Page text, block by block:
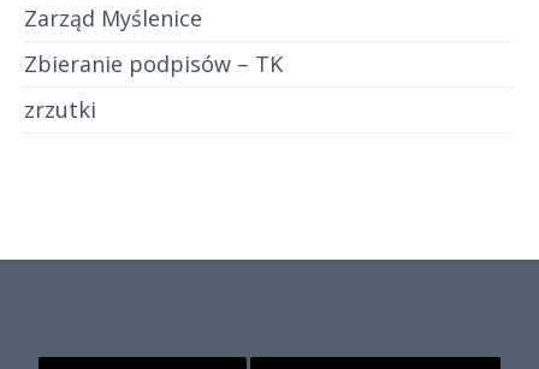
Zarząd Myślenice
Zbieranie podpisów – TK
zrzutki